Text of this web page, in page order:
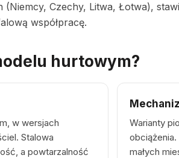
Czechy, Litwa, Łotwa),
współpracę.
hurtowym?
w wersjach
Stalowa
a powtarzalność
Warianty
obciążenia.
małych